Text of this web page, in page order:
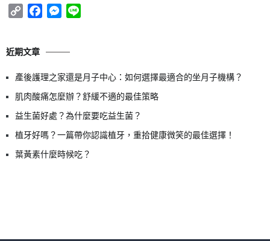
Copy
FacebookMessenger
近期文章
產後護理之家還是月子中心：如何選擇最適合的坐月子機構？
肌肉酸痛怎麼辦？舒緩不適的最佳策略
益生菌好處？為什麼要吃益生菌？
植牙好嗎？一篇帶你認識植牙，重拾健康微笑的最佳選擇！
葉黃素什麼時候吃？